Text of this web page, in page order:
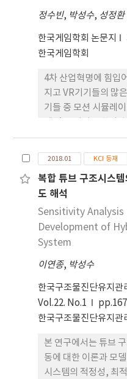
CUP > CHP > CLP
나타났다. Western
CHP의 iNOS 단백질
> CHP > CLP의 순으
CHP, CLP 처리구는
며, 또한 CUP 처리구
저해활성이 강하였다.
정수빈, 박성수, 성정환
한국게임학회 논문지
한국게임학회
4차 산업혁명에 힘입
지고 VR기기들의 많
기들 중 모션 시뮬레
와 VR콘텐츠의 효율
터와 제어 방식의 사
내의 모션 제어 요소
였다. 이러한 사전 연
츠 제작 시 보다 효율
연동할 수 있도록 돕
한다.
2018.01 KCI 등재
복합 튜브 구조시스
도 해석
Sensitivity
Development of
System
이연종, 박성수
한국구조물진단유지관
Vol.22. No.1
한국구조물진단유지관
본 연구에서는 튜브
동에 대한 이론과 모
시스템의 적정성, 최